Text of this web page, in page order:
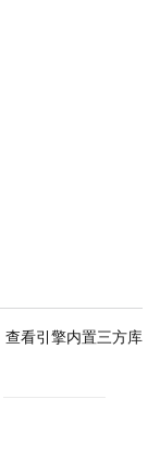
查看引擎内置三方库